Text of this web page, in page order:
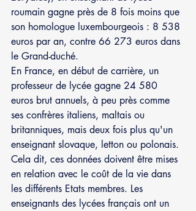
roumain gagne près de 8 fois moins que
son homologue luxembourgeois : 8 538
euros par an, contre 66 273 euros dans
le Grand-duché.
En France, en début de carrière, un
professeur de lycée gagne 24 580
euros brut annuels, à peu près comme
ses confrères italiens, maltais ou
britanniques, mais deux fois plus qu'un
enseignant slovaque, letton ou polonais.
Cela dit, ces données doivent être mises
en relation avec le coût de la vie dans
les différents Etats membres. Les
enseignants des lycées français ont un